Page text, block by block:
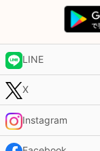
LINE
X
Instagram